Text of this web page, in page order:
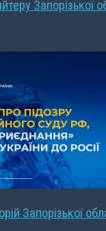
Запорізької
Запорізької